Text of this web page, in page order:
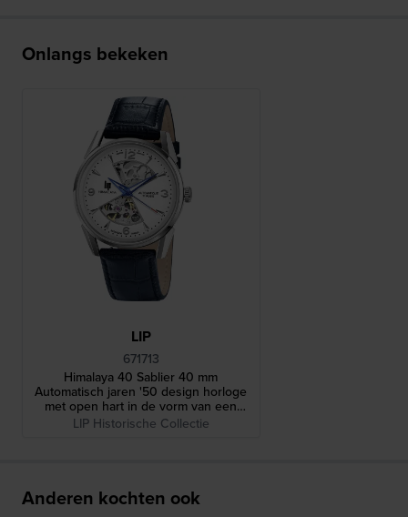
Onlangs bekeken
LIP
671713
Himalaya 40 Sablier 40 mm
Automatisch jaren '50 design horloge
met open hart in de vorm van een
zandloper
LIP Historische Collectie
Anderen kochten ook